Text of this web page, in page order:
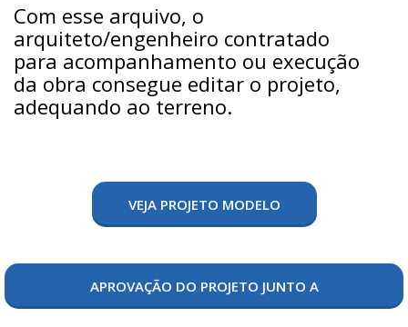
Com esse arquivo, o
arquiteto/engenheiro contratado
para acompanhamento ou execução
da obra consegue editar o projeto,
adequando ao terreno.
VEJA PROJETO MODELO
APROVAÇÃO DO PROJETO JUNTO A